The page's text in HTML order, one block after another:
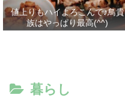
値上りもハイよろこんで♪鳥貴
族はやっぱり最高(^^)
暮らし